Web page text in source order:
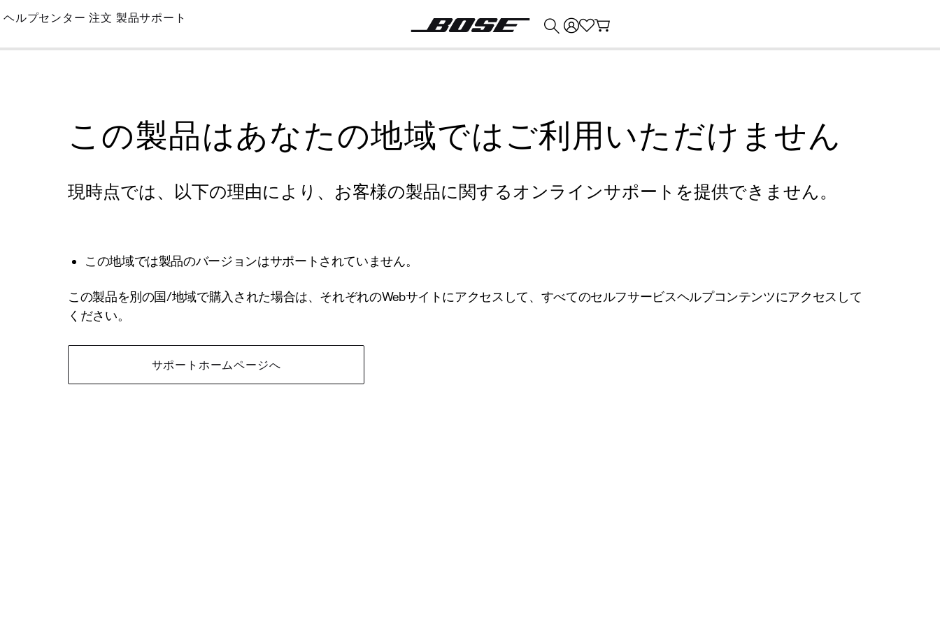
Skip
Main
ヘルプセンター 注文 製品サポート
この製品はあなたの地域ではご利用いただけません
現時点では、以下の理由により、お客様の製品に関するオンラインサポートを提供できません。
この地域では製品のバージョンはサポートされていません。
この製品を別の国/地域で購入された場合は、それぞれのWebサイトにアクセスして、すべてのセルフサービスヘルプコンテンツにアクセスして
ください。
サポートホームページへ